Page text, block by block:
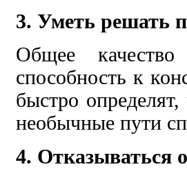
3. Уметь решать
Общее
способность к
быстро
необычные пути
4. Отказываться